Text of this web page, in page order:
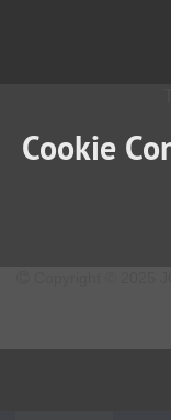
Copyright © 2025
Cookie